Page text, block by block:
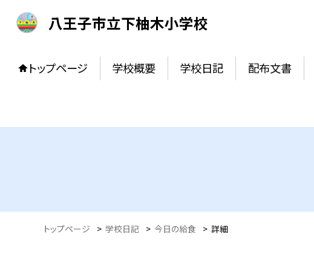
八王子市立下柚木小学校
トップページ 学校概要 学校日記 配布文書
トップページ > 学校日記 > 今日の給食 > 詳細